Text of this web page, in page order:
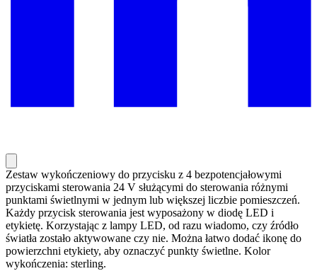
Zestaw wykończeniowy do przycisku z 4 bezpotencjałowymi
przyciskami sterowania 24 V służącymi do sterowania różnymi
punktami świetlnymi w jednym lub większej liczbie pomieszczeń.
Każdy przycisk sterowania jest wyposażony w diodę LED i
etykietę. Korzystając z lampy LED, od razu wiadomo, czy źródło
światła zostało aktywowane czy nie. Można łatwo dodać ikonę do
powierzchni etykiety, aby oznaczyć punkty świetlne. Kolor
wykończenia: sterling.